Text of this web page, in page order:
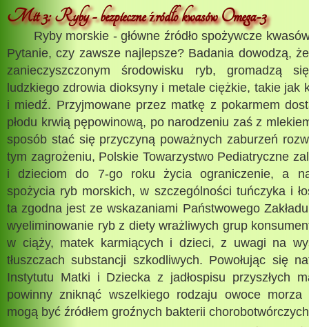
Mit 3: Ryby - bezpieczneźródło kwasów Omega-3
Ryby morskie - główne źródło spożywcze
Pytanie, czy zawsze najlepsze? Badania dowodzą,
zanieczyszczonym środowisku ryb, gromadzą
ludzkiego zdrowia dioksyny i metale ciężkie, takie jak
i miedź. Przyjmowane przez matkę z pokarmem
płodu krwią pępowinową, po narodzeniu zaś z
sposób stać się przyczyną poważnych zaburzeń
tym zagrożeniu, Polskie Towarzystwo Pediatryczne
i dzieciom do 7-go roku życia ograniczenie, a
spożycia ryb morskich, w szczególności tuńczyka i
ta zgodna jest ze wskazaniami Państwowego
wyeliminowanie ryb z diety wrażliwych grup
w ciąży, matek karmiących i dzieci, z uwagi na
tłuszczach substancji szkodliwych. Powołując się
Instytutu Matki i Dziecka z jadłospisu przyszłych
powinny zniknąć wszelkiego rodzaju owoce
mogą być źródłem groźnych bakterii